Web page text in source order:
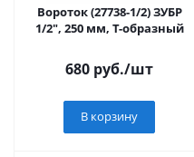
Вороток (27738-1/2) ЗУБР
1/2", 250 мм, Т-образный
680 руб./шт
В корзину